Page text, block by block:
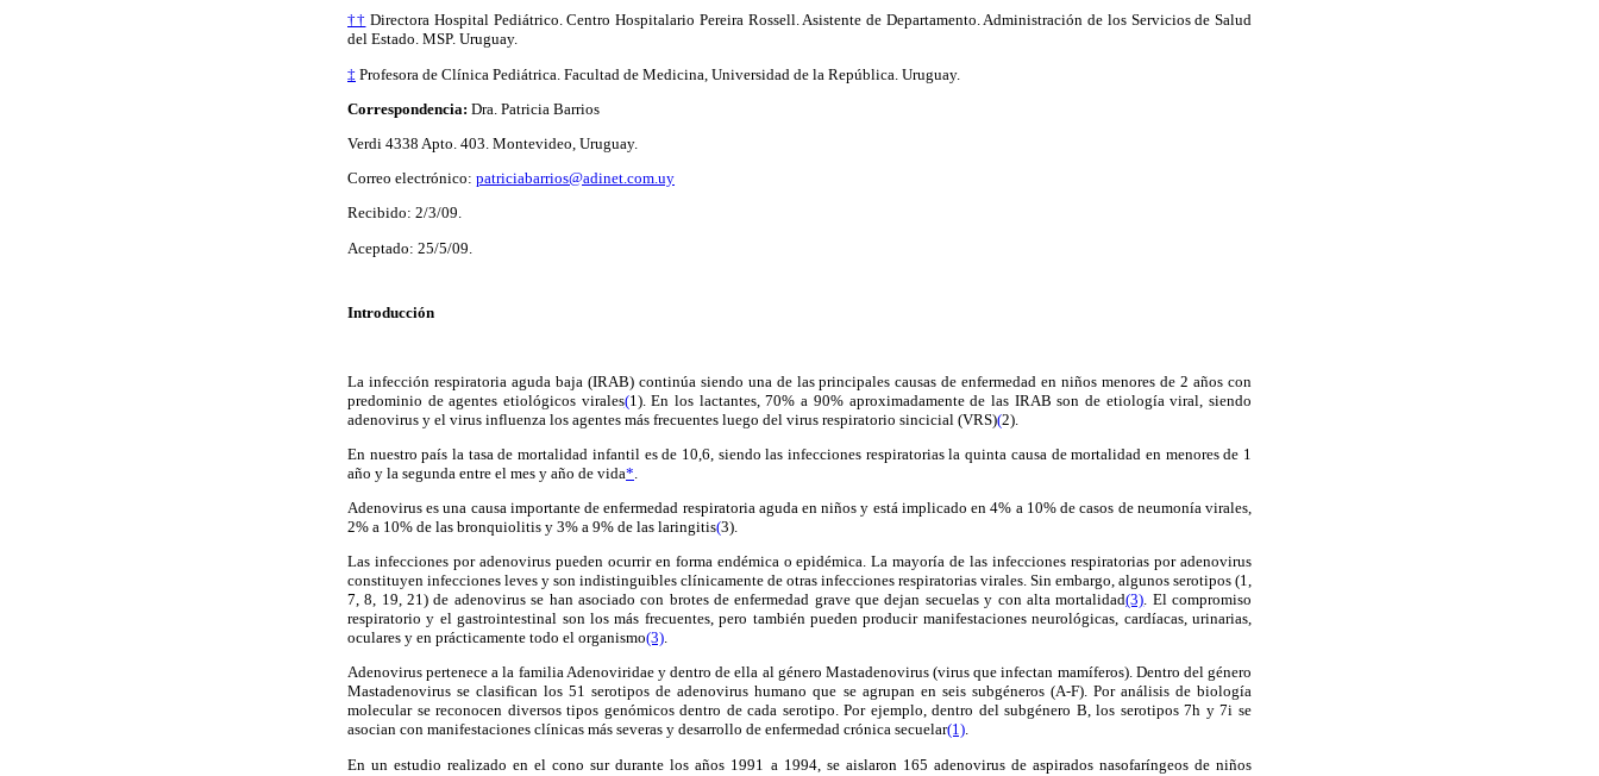
†† Directora Hospital Pediátrico. Centro Hospitalario Pereira Rossell. Asistente de Departamento. Administración de los Servicios de Salud
del Estado. MSP. Uruguay.
‡ Profesora de Clínica Pediátrica. Facultad de Medicina, Universidad de la República. Uruguay.
Correspondencia: Dra. Patricia Barrios
Verdi 4338 Apto. 403. Montevideo, Uruguay.
Correo electrónico: patriciabarrios@adinet.com.uy
Recibido: 2/3/09.
Aceptado: 25/5/09.
Introducción
La infección respiratoria aguda baja (IRAB) continúa siendo una de las principales causas de enfermedad en niños menores de 2 años con
predominio de agentes etiológicos virales(1). En los lactantes, 70% a 90% aproximadamente de las IRAB son de etiología viral, siendo
adenovirus y el virus influenza los agentes más frecuentes luego del virus respiratorio sincicial (VRS)(2).
En nuestro país la tasa de mortalidad infantil es de 10,6, siendo las infecciones respiratorias la quinta causa de mortalidad en menores de 1
año y la segunda entre el mes y año de vida*
Adenovirus es una causa importante de enfermedad respiratoria aguda en niños y está implicado en 4% a 10% de casos de neumonía virales,
2% a 10% de las bronquiolitis y 3% a 9% de las laringitis(3).
Las infecciones por adenovirus pueden ocurrir en forma endémica o epidémica. La mayoría de las infecciones respiratorias por adenovirus
constituyen infecciones leves y son indistinguibles clínicamente de otras infecciones respiratorias virales. Sin embargo, algunos serotipos (1,
7, 8, 19, 21) de adenovirus se han asociado con brotes de enfermedad grave que dejan secuelas y con alta mortalidad(3). El compromiso
respiratorio y el gastrointestinal son los más frecuentes, pero también pueden producir manifestaciones neurológicas, cardíacas, urinarias,
oculares y en prácticamente todo el organismo(3).
Adenovirus pertenece a la familia Adenoviridae y dentro de ella al género Mastadenovirus (virus que infectan mamíferos). Dentro del género
Mastadenovirus se clasifican los 51 serotipos de adenovirus humano que se agrupan en seis subgéneros (A-F). Por análisis de biología
molecular se reconocen diversos tipos genómicos dentro de cada serotipo. Por ejemplo, dentro del subgénero B, los serotipos 7h y 7i se
asocian con manifestaciones clínicas más severas y desarrollo de enfermedad crónica secuelar(1).
En un estudio realizado en el cono sur durante los años 1991 a 1994, se aislaron 165 adenovirus de aspirados nasofaríngeos de niños